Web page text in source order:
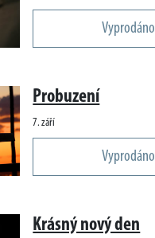
Vyprodáno
Probuzení
7. září
Vyprodáno
Krásný nový den